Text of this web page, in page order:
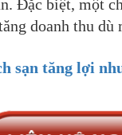
Đặc biệt, một
doanh thu dù
sạn tăng lợi